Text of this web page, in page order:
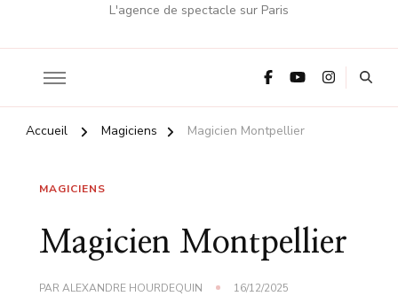
L'agence de spectacle sur Paris
Accueil Magiciens Magicien Montpellier
MAGICIENS
Magicien Montpellier
PARALEXANDRE HOURDEQUIN 16/12/2025